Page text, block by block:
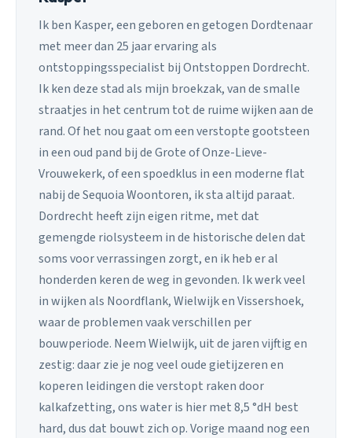
Ik ben Kasper, een geboren en getogen Dordtenaar
met meer dan 25 jaar ervaring als
ontstoppingsspecialist bij Ontstoppen Dordrecht.
Ik ken deze stad als mijn broekzak, van de smalle
straatjes in het centrum tot de ruime wijken aan de
rand. Of het nou gaat om een verstopte gootsteen
in een oud pand bij de Grote of Onze-Lieve-
Vrouwekerk, of een spoedklus in een moderne flat
nabij de Sequoia Woontoren, ik sta altijd paraat.
Dordrecht heeft zijn eigen ritme, met dat
gemengde riolsysteem in de historische delen dat
soms voor verrassingen zorgt, en ik heb er al
honderden keren de weg in gevonden. Ik werk veel
in wijken als Noordflank, Wielwijk en Vissershoek,
waar de problemen vaak verschillen per
bouwperiode. Neem Wielwijk, uit de jaren vijftig en
zestig: daar zie je nog veel oude gietijzeren en
koperen leidingen die verstopt raken door
kalkafzetting, ons water is hier met 8,5 °dH best
hard, dus dat bouwt zich op. Vorige maand nog een